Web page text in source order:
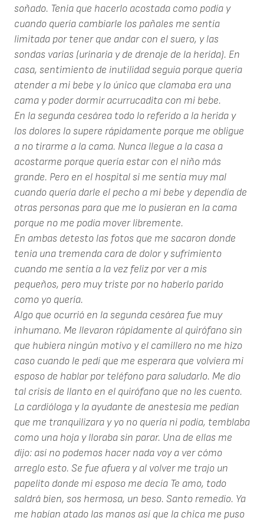
soñado. Tenia que hacerlo acostada como podía y
cuando quería cambiarle los pañales me sentía
limitada por tener que andar con el suero, y las
sondas varias (urinaria y de drenaje de la herida). En
casa, sentimiento de inutilidad seguía porque quería
atender a mi bebe y lo único que clamaba era una
cama y poder dormir acurrucadita con mi bebe.
En la segunda cesárea todo lo referido a la herida y
los dolores lo supere rápidamente porque me obligue
a no tirarme a la cama. Nunca llegue a la casa a
acostarme porque quería estar con el niño más
grande. Pero en el hospital si me sentía muy mal
cuando quería darle el pecho a mi bebe y dependía de
otras personas para que me lo pusieran en la cama
porque no me podía mover libremente.
En ambas detesto las fotos que me sacaron donde
tenia una tremenda cara de dolor y sufrimiento
cuando me sentía a la vez feliz por ver a mis
pequeños, pero muy triste por no haberlo parido
como yo quería.
Algo que ocurrió en la segunda cesárea fue muy
inhumano. Me llevaron rápidamente al quirófano sin
que hubiera ningún motivo y el camillero no me hizo
caso cuando le pedí que me esperara que volviera mi
esposo de hablar por teléfono para saludarlo. Me dio
tal crisis de llanto en el quirófano que no les cuento.
La cardióloga y la ayudante de anestesia me pedían
que me tranquilizara y yo no quería ni podía, temblaba
como una hoja y lloraba sin parar. Una de ellas me
dijo: así no podemos hacer nada voy a ver cómo
arreglo esto. Se fue afuera y al volver me trajo un
papelito donde mi esposo me decía Te amo, todo
saldrá bien, sos hermosa, un beso. Santo remedio. Ya
me habían atado las manos así que la chica me puso